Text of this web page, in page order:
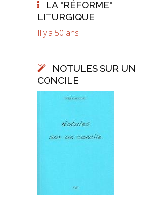
LA "RÉFORME"
LITURGIQUE
Il y a 50 ans
NOTULES SUR UN
CONCILE